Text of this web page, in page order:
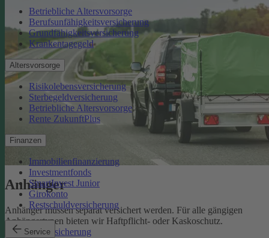
Betriebliche Altersvorsorge
Berufsunfähigkeitsversicherung
Grundfähigkeitsversicherung
Krankentagegeld
Altersvorsorge
Risikolebensversicherung
Sterbegeldversicherung
Betriebliche Altersvorsorge
Rente ZukunftPlus
Finanzen
Immobilienfinanzierung
Investmentfonds
SmartInvest Junior
Girokonto
Restschuldversicherung
Service
Anhänger
Anhänger müssen separat versichert werden. Für alle gängigen
Anhängertypen bieten wir Haftpflicht- oder Kaskoschutz.
Anhängerversicherung